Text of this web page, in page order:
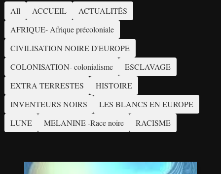
All ACCUEIL
ACTUALITÉS
AFRIQUE- Afrique précoloniale
CIVILISATION NOIRE D'EUROPE
COLONISATION- colonialisme
ESCLAVAGE
EXTRA TERRESTES
HISTOIRE
INVENTEURS NOIRS
LES BLANCS EN EUROPE
LUNE
MELANINE -Race noire RACISME